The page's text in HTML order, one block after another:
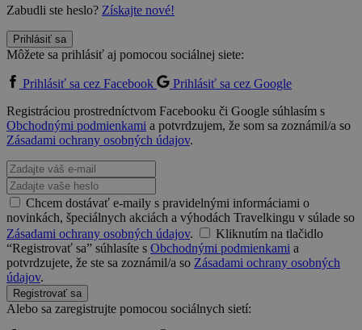
Zabudli ste heslo? Získajte nové!
Prihlásiť sa
Môžete sa prihlásiť aj pomocou sociálnej siete:
Prihlásiť sa cez Facebook
Prihlásiť sa cez Google
Registráciou prostredníctvom Facebooku či Google súhlasím s
Obchodnými podmienkami a potvrdzujem, že som sa zoznámil/a so
Zásadami ochrany osobných údajov.
Chcem dostávať e-maily s pravidelnými informáciami o
novinkách, špeciálnych akciách a výhodách Travelkingu v súlade so
Zásadami ochrany osobných údajov.
Kliknutím na tlačidlo
“Registrovať sa” súhlasíte s Obchodnými podmienkami a
potvrdzujete, že ste sa zoznámil/a so Zásadami ochrany osobných
údajov.
Registrovať sa
Alebo sa zaregistrujte pomocou sociálnych sietí: